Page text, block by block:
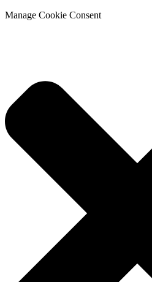
Manage Cookie Consent